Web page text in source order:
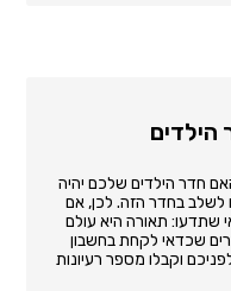
הילדים
חדר הילדים שלכם יהיה
לשלב בחדר הזה. לכן, אם
שתדעו: תאורה היא עולם
שכדאי לקחת בחשבון
וקבלו מספר רעיונות